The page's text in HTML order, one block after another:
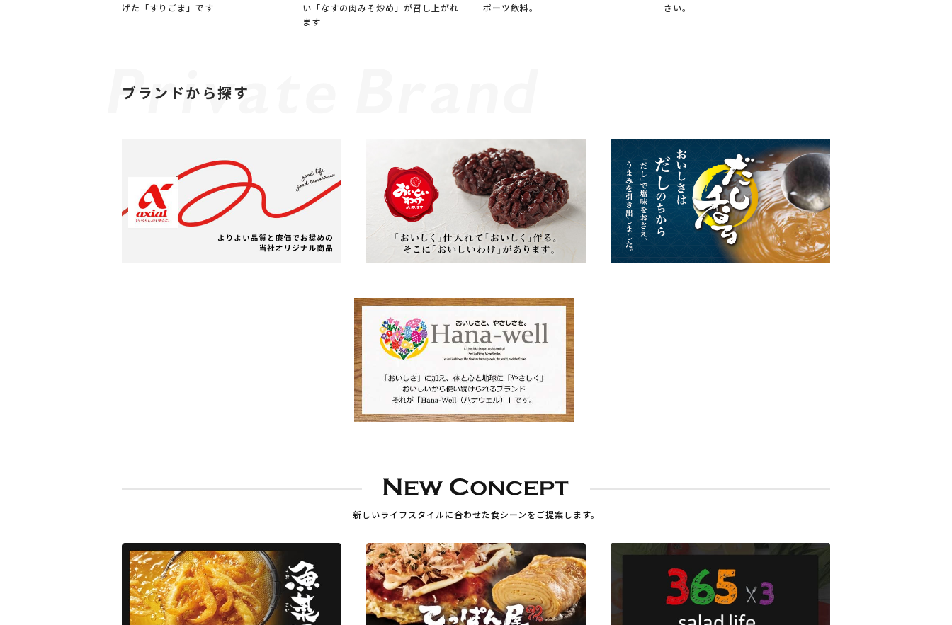
げた「すりごま」です
い「なすの肉みそ炒め」が召し上がれ
ます
ポーツ飲料。
さい。
ブランドから探す
新しいライフスタイルに合わせた食シーンをご提案します。